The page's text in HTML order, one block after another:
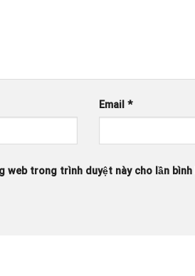
Email*
web trong trình duyệt này cho lần